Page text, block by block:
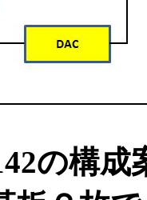
の構成